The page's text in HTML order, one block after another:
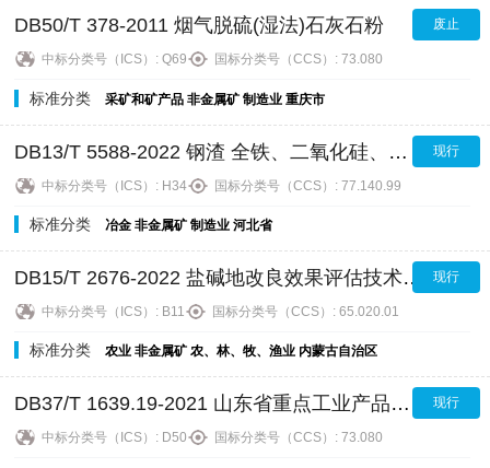
DB50/T 378-2011 烟气脱硫(湿法)石灰石粉
中标分类号（ICS）:Q69 国标分类号（CCS）:73.080
标准分类 采矿和矿产品 非金属矿 制造业 重庆市
废止
DB13/T 5588-2022 钢渣 全铁、二氧化硅、氧化钙、氧化镁和三氧化二铝含量的测定 波长色散X射线荧光光谱法
中标分类号（ICS）: H34 国标分类号（CCS）:77.140.99
标准分类 冶金 非金属矿 制造业 河北省
现行
DB15/T 2676-2022 盐碱地改良效果评估技术规程
中标分类号（ICS）: B11 国标分类号（CCS）:65.020.01
标准分类 农业 非金属矿 农、林、牧、渔业 内蒙古自治区
现行
DB37/T 1639.19-2021 山东省重点工业产品用水定额 第19部分：非金属矿采选业重点工业产品
中标分类号（ICS）: D50 国标分类号（CCS）:73.080
现行